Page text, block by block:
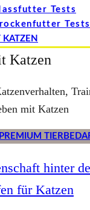
Tests
Tests
KATZEN
Katzen
mit Katzen
hinter
für Katzen